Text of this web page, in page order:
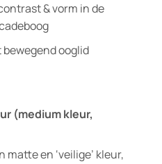
& vorm in de
ooglid
(medium kleur,
en ‘veilige’ kleur,